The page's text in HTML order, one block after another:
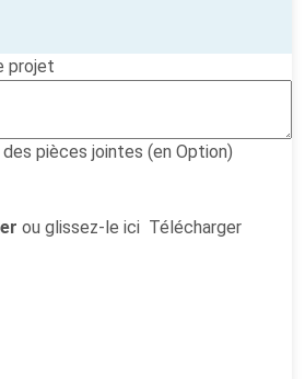
projet
pièces jointes (en Option)
ou glissez-le ici Télécharger